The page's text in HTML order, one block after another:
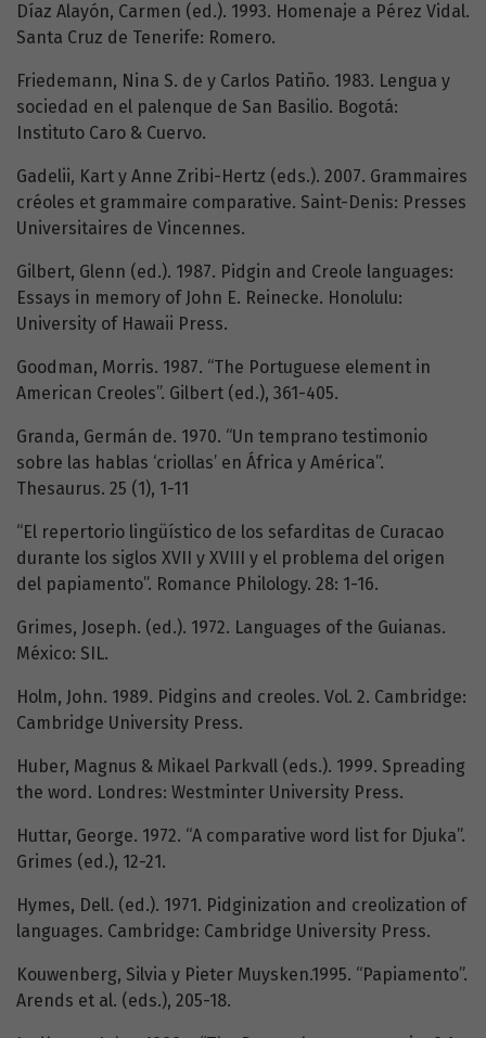
Díaz Alayón, Carmen (ed.). 1993. Homenaje a Pérez Vidal.
Santa Cruz de Tenerife: Romero.
Friedemann, Nina S. de y Carlos Patiño. 1983. Lengua y
sociedad en el palenque de San Basilio. Bogotá:
Instituto Caro & Cuervo.
Gadelii, Kart y Anne Zribi-Hertz (eds.). 2007. Grammaires
créoles et grammaire comparative. Saint-Denis: Presses
Universitaires de Vincennes.
Gilbert, Glenn (ed.). 1987. Pidgin and Creole languages:
Essays in memory of John E. Reinecke. Honolulu:
University of Hawaii Press.
Goodman, Morris. 1987. “The Portuguese element in
American Creoles”. Gilbert (ed.), 361-405.
Granda, Germán de. 1970. “Un temprano testimonio
sobre las hablas ‘criollas’ en África y América”.
Thesaurus. 25 (1), 1-11
“El repertorio lingüístico de los sefarditas de Curacao
durante los siglos XVII y XVIII y el problema del origen
del papiamento”. Romance Philology. 28: 1-16.
Grimes, Joseph. (ed.). 1972. Languages of the Guianas.
México: SIL.
Holm, John. 1989. Pidgins and creoles. Vol. 2. Cambridge:
Cambridge University Press.
Huber, Magnus & Mikael Parkvall (eds.). 1999. Spreading
the word. Londres: Westminter University Press.
Huttar, George. 1972. “A comparative word list for Djuka”.
Grimes (ed.), 12-21.
Hymes, Dell. (ed.). 1971. Pidginization and creolization of
languages. Cambridge: Cambridge University Press.
Kouwenberg, Silvia y Pieter Muysken.1995. “Papiamento”.
Arends et al. (eds.), 205-18.